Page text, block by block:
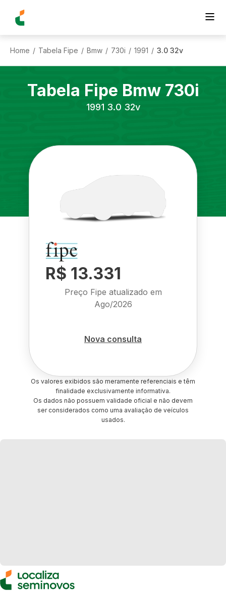
Home / Tabela Fipe / Bmw / 730i / 1991 / 3.0 32v
Tabela Fipe Bmw 730i
1991 3.0 32v
R$ 13.331
Preço Fipe atualizado em
Ago/2026
Nova consulta
Os valores exibidos são meramente referenciais e têm
finalidade exclusivamente informativa.
Os dados não possuem validade oficial e não devem
ser considerados como uma avaliação de veículos
usados.